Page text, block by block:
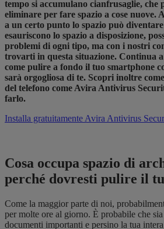
tempo si accumulano cianfrusaglie, che
eliminare per fare spazio a cose nuove.
a un certo punto lo spazio può
esauriscono lo spazio a disposizione,
problemi di ogni tipo, ma con i nostri
trovarti in questa situazione. Continua
come pulire a fondo il tuo smartphone
sarà orgogliosa di te. Scopri inoltre
del telefono come Avira Antivirus
farlo.
Installa gratuitamente Avira Antivirus
Cosa occupa spazio di
perché dovresti pulire il
Come la maggior parte di noi,
per molte ore al giorno. È probabile che
documenti importanti e persino la tua